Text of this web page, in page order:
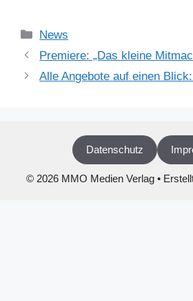
Kategorien
News
Premiere: „Das kleine
Alle Angebote auf einen
Datenschutz
© 2026 MMO Medien Verlag •